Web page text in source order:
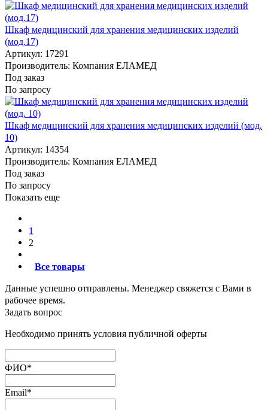
Шкаф медицинский для хранения медицинских изделий
(мод.17)
Артикул: 17291
Производитель: Компания ЕЛАМЕД
Под заказ
По запросу
Шкаф медицинский для хранения медицинских изделий (мод.
10)
Артикул: 14354
Производитель: Компания ЕЛАМЕД
Под заказ
По запросу
Показать еще
1
2
Все товары
Данные успешно отправлены. Менеджер свяжется с Вами в
рабочее время.
Задать вопрос
Необходимо принять условия публичной оферты
ФИО*
Email*